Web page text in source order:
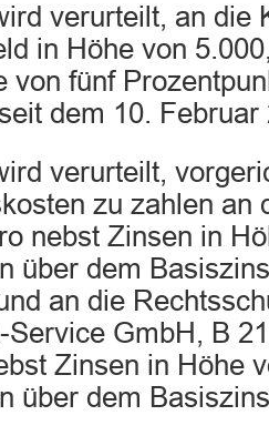
verurteilt, an die
in Höhe von
von fünf
dem 10.
verurteilt,
zu zahlen an
nebst Zinsen in
über dem
an die
Service GmbH, B
Zinsen in Höhe
über dem